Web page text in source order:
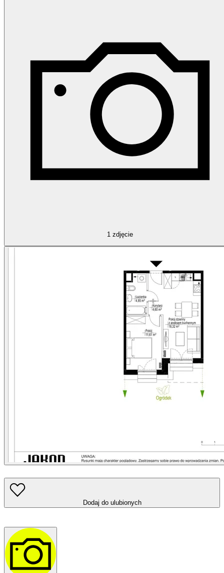
1 zdjęcie
Dodaj do ulubionych